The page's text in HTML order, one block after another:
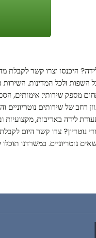
היכנסו וצרו קשר לקבלת
השפות ולכל המדינות.
מספק שירותי: אימותים,
רחב של שירותים
לידה באדיבות, מקצועיות
נוטריון? צרו קשר היום
נוטריוניים. במשרדנו